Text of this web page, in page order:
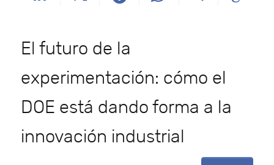
El futuro de la
experimentación: cómo el
DOE está dando forma a la
innovación industrial